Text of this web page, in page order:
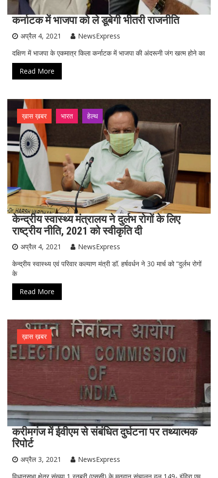
कर्नाटक में भाजपा को ले डूबेगी भीतरी राजनीति
अप्रैल 4, 2021
NewsExpress
दक्षिण में भाजपा के एकमात्र किला कर्नाटक में भाजपा की अंदरूनी जंग खत्म होने का
Read More
ख़ास ख़बर भारत हेल्थ
केन्द्रीय स्वास्थ्य मंत्रालय ने दुर्लभ रोगों के लिए
राष्ट्रीय नीति, 2021 को स्वीकृति दी
अप्रैल 4, 2021
NewsExpress
केन्द्रीय स्वास्थ्य एवं परिवार कल्याण मंत्री डॉ. हर्षवर्धन ने 30 मार्च को “दुर्लभ रोगों
के
Read More
ख़ास ख़बर
करीमगंज में ईवीएम से संबंधित दुर्घटना पर तथ्यात्मक
रिपोर्ट
अप्रैल 3, 2021
NewsExpress